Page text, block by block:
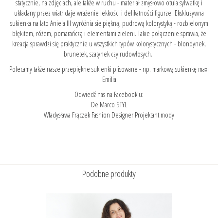
statycznie, na zdjęciach, ale także w ruchu - materiał zmysłowo otula sylwetkę i
układany przez wiatr daje wrażenie lekkości i delikatności figurze. Ekskluzywna
sukienka na lato Aniela III wyróżnia się piękną, pudrową kolorystyką - rozbielonym
błękitem, różem, pomarańczą i elementami zieleni. Takie połączenie sprawia, że
kreacja sprawdzi się praktycznie u wszystkich typów kolorystycznych - blondynek,
brunetek, szatynek czy rudowłosych.
Polecamy także nasze przepiękne sukienki plisowane - np. markową sukienkę maxi
Emilia
Odwiedź nas na Facebook'u:
De Marco STYL
Władysława Frączek Fashion Designer Projektant mody
Podobne produkty